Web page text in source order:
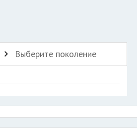
Выберите поколение